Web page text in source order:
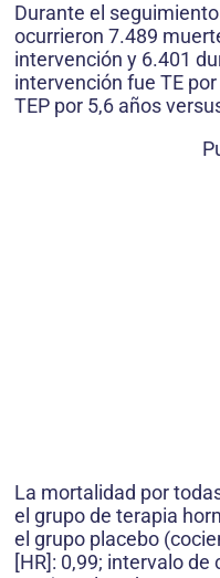
Durante el
ocurrieron 7.489
intervención y 6.401
intervención fue TE
TEP por 5,6 años
La mortalidad por
el grupo de terapia
el grupo placebo
[HR]: 0,99; intervalo de